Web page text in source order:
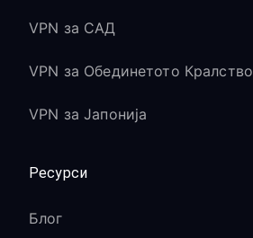
VPN за САД
VPN за Обединетото Кралство
VPN за Јапонија
Ресурси
Блог